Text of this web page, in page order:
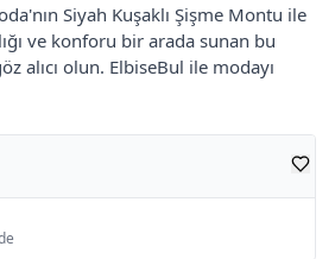
Siyah Kuşaklı Şişme Montu ile
ve konforu bir arada sunan bu
alıcı olun. ElbiseBul ile modayı